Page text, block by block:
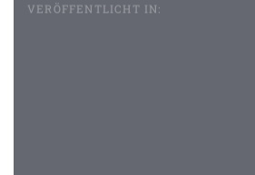
VERÖFFENTLICHT IN: